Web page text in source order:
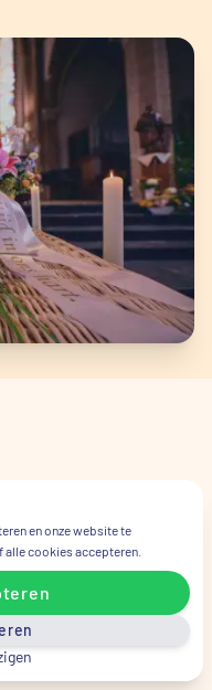
bellen bij
kunt u
130 18 81
zijn.
en onze website te
alle cookies accepteren.